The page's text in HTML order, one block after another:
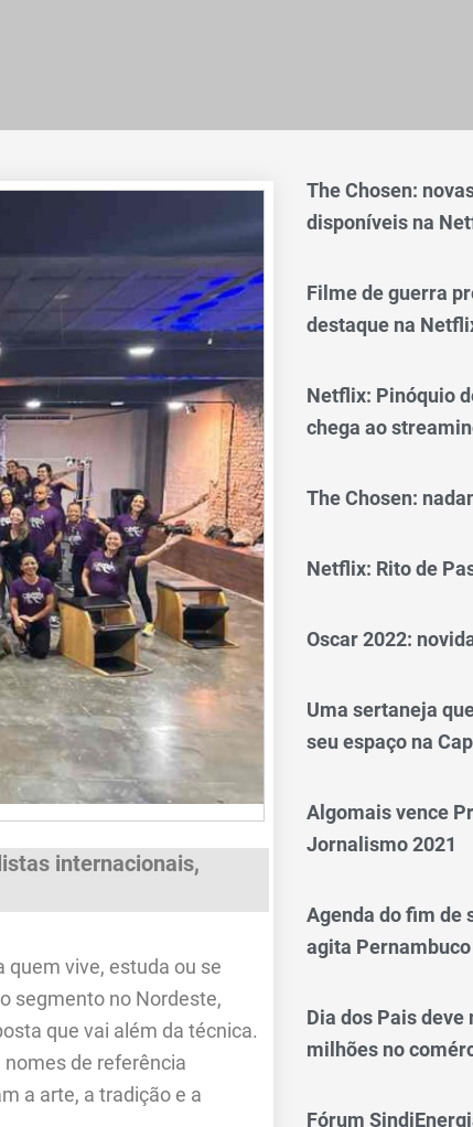
internacionais,
quem vive, estuda ou se
segmento no Nordeste,
que vai além da técnica.
de referência
a arte, a tradição e a
The Chosen:
disponíveis na
Filme de guerra
destaque na
Netflix: Pinóquio
chega ao
The Chosen:
Netflix: Rito de
Oscar 2022:
Uma sertaneja
seu espaço na
Algomais vence
Jornalismo 2021
Agenda do fim de
agita
Dia dos Pais deve
milhões no
Fórum